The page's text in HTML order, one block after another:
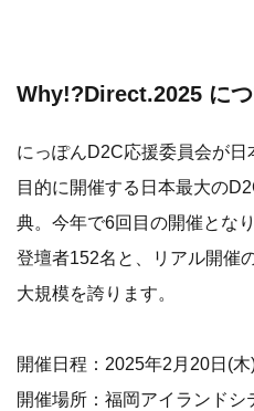
Why!?Direct.2025 に
にっぽんD2C応援委員会が
目的に開催する日本最大の
典。今年で6回目の開催とな
登壇者152名と、リアル開催
大規模を誇ります。
開催日程：2025年2月20日(
開催場所：福岡アイランドシ